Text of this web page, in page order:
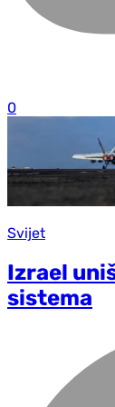
0
Svijet
Izrael
sistema